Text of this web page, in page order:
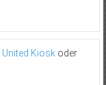
United Kioskoder